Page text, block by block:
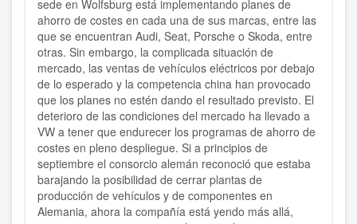
sede en Wolfsburg está implementando planes de
ahorro de costes en cada una de sus marcas, entre las
que se encuentran Audi, Seat, Porsche o Skoda, entre
otras. Sin embargo, la complicada situación de
mercado, las ventas de vehículos eléctricos por debajo
de lo esperado y la competencia china han provocado
que los planes no estén dando el resultado previsto. El
deterioro de las condiciones del mercado ha llevado a
VW a tener que endurecer los programas de ahorro de
costes en pleno despliegue. Si a principios de
septiembre el consorcio alemán reconoció que estaba
barajando la posibilidad de cerrar plantas de
producción de vehículos y de componentes en
Alemania, ahora la compañía está yendo más allá,